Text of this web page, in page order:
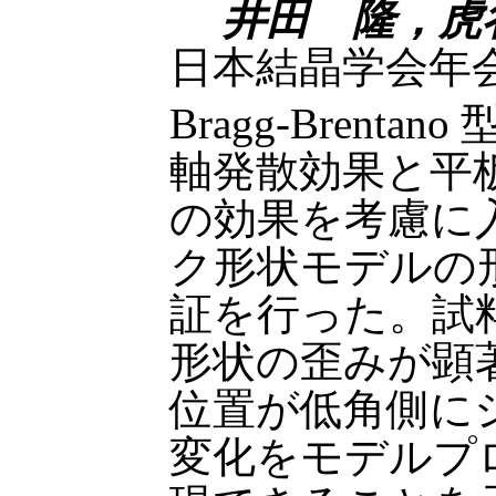
井田 隆，虎
日本結晶学会年
Bragg-Brentano
軸発散効果と平
の効果を考慮に
ク形状モデルの
証を行った。試
形状の歪みが顕
位置が低角側に
変化をモデルプ